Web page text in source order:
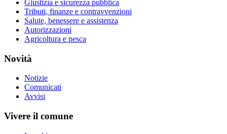
Giustizia e sicurezza pubblica
Tributi, finanze e contravvenzioni
Salute, benessere e assistenza
Autorizzazioni
Agricoltura e pesca
Novità
Notizie
Comunicati
Avvisi
Vivere il comune